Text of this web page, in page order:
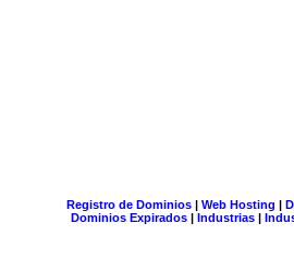
Registro de Dominios| Web Hosting |
Dominios Expirados | Industrias |